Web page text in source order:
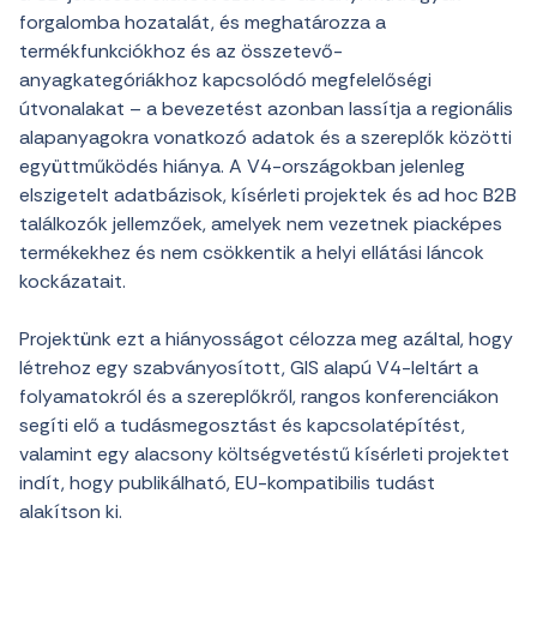
forgalomba hozatalát, és meghatározza a
termékfunkciókhoz és az összetevő-
anyagkategóriákhoz kapcsolódó megfelelőségi
útvonalakat – a bevezetést azonban lassítja a regionális
alapanyagokra vonatkozó adatok és a szereplők közötti
együttműködés hiánya. A V4-országokban jelenleg
elszigetelt adatbázisok, kísérleti projektek és ad hoc B2B
találkozók jellemzőek, amelyek nem vezetnek piacképes
termékekhez és nem csökkentik a helyi ellátási láncok
kockázatait.
Projektünk ezt a hiányosságot célozza meg azáltal, hogy
létrehoz egy szabványosított, GIS alapú V4-leltárt a
folyamatokról és a szereplőkről, rangos konferenciákon
segíti elő a tudásmegosztást és kapcsolatépítést,
valamint egy alacsony költségvetéstű kísérleti projektet
indít, hogy publikálható, EU-kompatibilis tudást
alakítson ki.